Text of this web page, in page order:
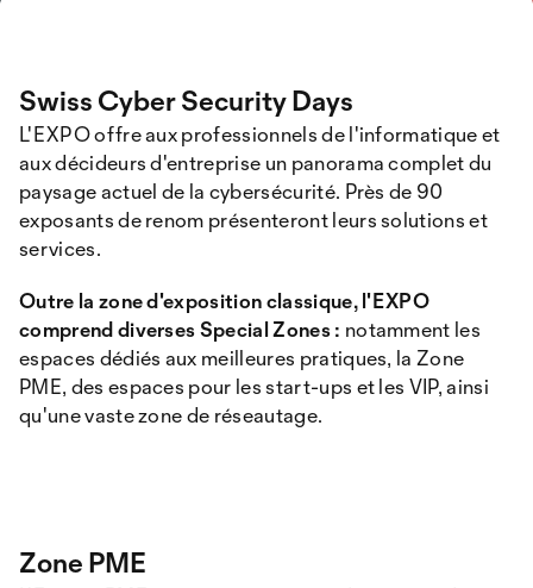
Swiss Cyber Security Days
L'EXPO offre aux professionnels de l'informatique et
aux décideurs d'entreprise un panorama complet du
paysage actuel de la cybersécurité. Près de 90
exposants de renom présenteront leurs solutions et
services.
Outre la zone d'exposition classique, l'EXPO
comprend diverses Special Zones : notamment les
espaces dédiés aux meilleures pratiques, la Zone
PME, des espaces pour les start-ups et les VIP, ainsi
qu'une vaste zone de réseautage.
Zone PME